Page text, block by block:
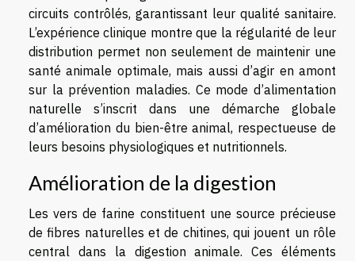
circuits contrôlés, garantissant leur qualité sanitaire.
L’expérience clinique montre que la régularité de leur
distribution permet non seulement de maintenir une
santé animale optimale, mais aussi d’agir en amont
sur la prévention maladies. Ce mode d’alimentation
naturelle s’inscrit dans une démarche globale
d’amélioration du bien-être animal, respectueuse de
leurs besoins physiologiques et nutritionnels.
Amélioration de la digestion
Les vers de farine constituent une source précieuse
de fibres naturelles et de chitines, qui jouent un rôle
central dans la digestion animale. Ces éléments